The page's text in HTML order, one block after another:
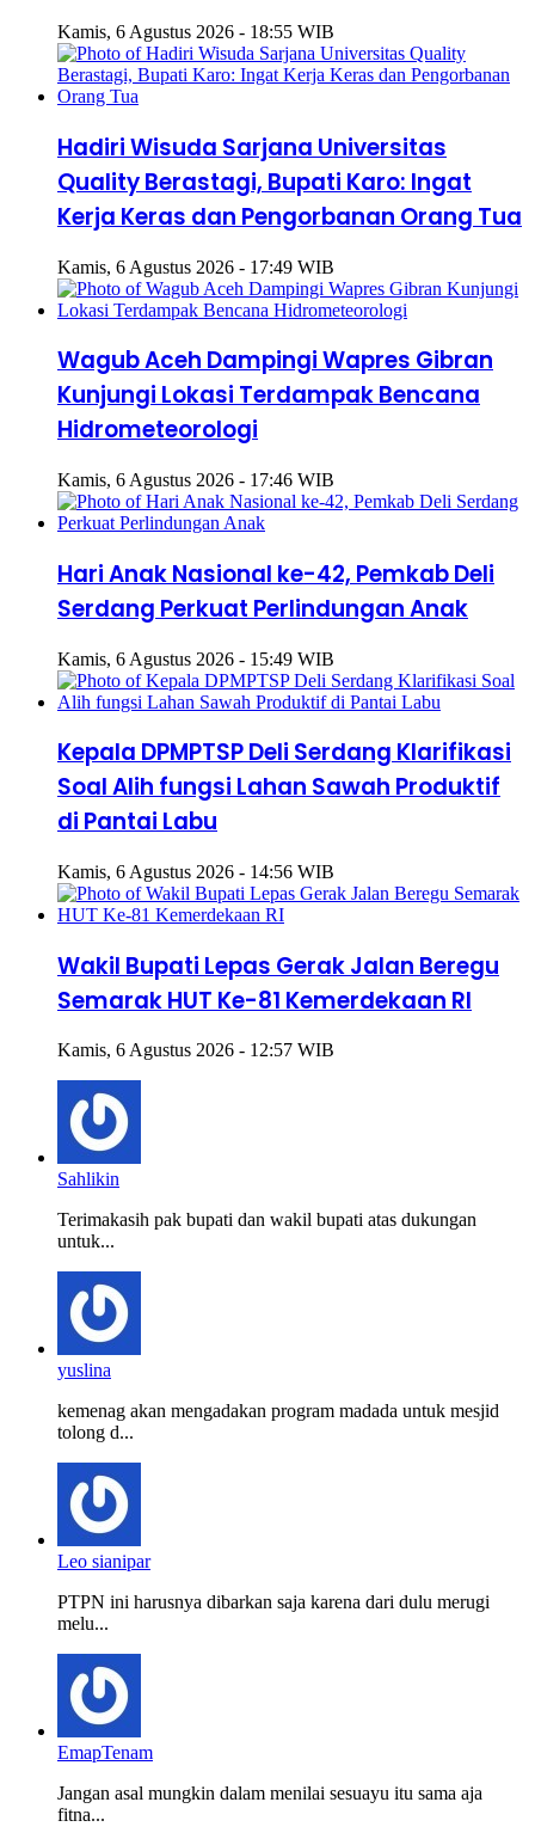
Kamis, 6 Agustus 2026 - 18:55 WIB
Hadiri Wisuda Sarjana Universitas
Quality Berastagi, Bupati Karo: Ingat
Kerja Keras dan Pengorbanan Orang Tua
Kamis, 6 Agustus 2026 - 17:49 WIB
Wagub Aceh Dampingi Wapres Gibran
Kunjungi Lokasi Terdampak Bencana
Hidrometeorologi
Kamis, 6 Agustus 2026 - 17:46 WIB
Hari Anak Nasional ke-42, Pemkab Deli
Serdang Perkuat Perlindungan Anak
Kamis, 6 Agustus 2026 - 15:49 WIB
Kepala DPMPTSP Deli Serdang Klarifikasi
Soal Alih fungsi Lahan Sawah Produktif
di Pantai Labu
Kamis, 6 Agustus 2026 - 14:56 WIB
Wakil Bupati Lepas Gerak Jalan Beregu
Semarak HUT Ke-81 Kemerdekaan RI
Kamis, 6 Agustus 2026 - 12:57 WIB
Sahlikin
Terimakasih pak bupati dan wakil bupati atas dukungan
untuk...
yuslina
kemenag akan mengadakan program madada untuk mesjid
tolong d...
Leo sianipar
PTPN ini harusnya dibarkan saja karena dari dulu merugi
melu...
EmapTenam
Jangan asal mungkin dalam menilai sesuayu itu sama aja
fitna...